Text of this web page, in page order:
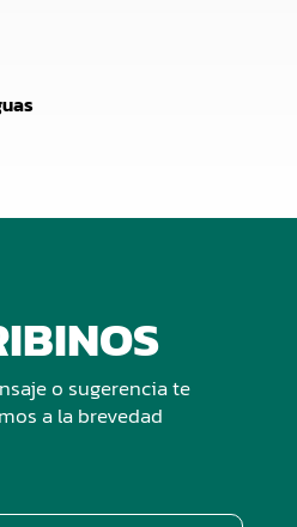
o sugerencia te
a la brevedad